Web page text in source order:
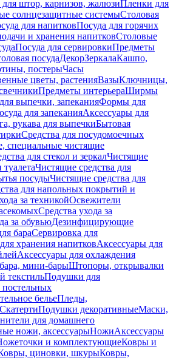
штор, карнизов, жалюзиПленки для
солнцезащитные системыСтоловая
для напитковПосуда для горячих
и хранения напитковСтоловые
Посуда для сервировкиПредметы
посудаДекорЗеркалаКашпо,
постерыЧасы
цветы, растенияВазыКлючницы,
Предметы интерьераШирмы
выпечки, запеканияФормы для
для запеканияАксессуары для
рукава для выпечкиБытовая
Средства для посудомоечных
специальные чистящие
для стекол и зеркалЧистящие
Чистящие средства для
посудыЧистящие средства для
для напольных покрытий и
за техникойОсвежители
Средства ухода за
за обувьюДезинфицирующие
бараСервировка для
хранения напитковАксессуары для
Аксессуары для охлаждения
мини-барыШтопоры, открывалки
текстильПодушки для
бельеПледы,
СкатертиПодушки декоративныеМаски,
для домашнего
ножи, аксессуарыНожиАксессуары
и комплектующиеКовры и
циновки, шкурыКовры,